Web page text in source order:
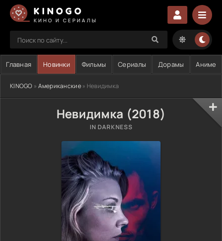
KINOGO
КИНО И СЕРИАЛЫ
Главная Новинки Фильмы Сериалы Дорамы Аниме
KINOGO » Американские» Невидимка
Невидимка (2018)
IN DARKNESS